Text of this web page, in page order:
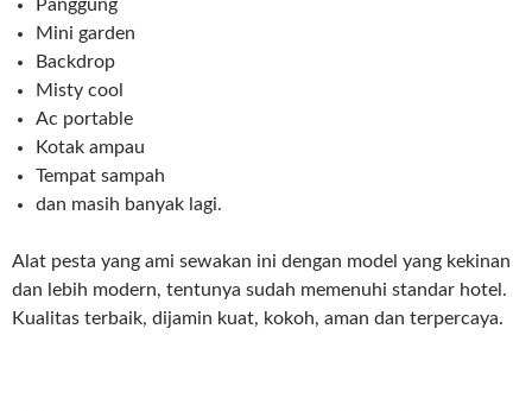
Panggung
Mini garden
Backdrop
Misty cool
Ac portable
Kotak ampau
Tempat sampah
dan masih banyak lagi.
Alat pesta yang ami sewakan ini dengan model yang kekinan
dan lebih modern, tentunya sudah memenuhi standar hotel.
Kualitas terbaik, dijamin kuat, kokoh, aman dan terpercaya.